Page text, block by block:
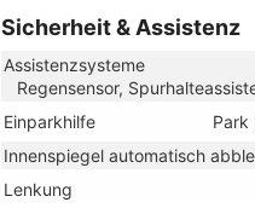
Sicherheit & Assistenz
Assistenzsysteme
Regensensor,
Einparkhilfe
Park
Innenspiegel automatisch
Lenkung